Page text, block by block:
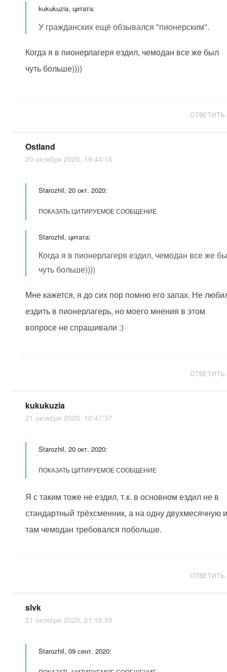
kukukuzia, цитата:
У гражданских ещё обзывался "пионерским".
Когда я в пионерлагеря ездил, чемодан все же был
чуть больше))))
ОТВЕТИТЬ
Ostland
20 октября 2020, 19:44:16
Starozhil, 20 окт. 2020:
ПОКАЗАТЬ ЦИТИРУЕМОЕ СООБЩЕНИЕ
Starozhil, цитата:
Когда я в пионерлагеря ездил, чемодан все же
чуть больше))))
Мне кажется, я до сих пор помню его запах. Не
ездить в пионерлагерь, но моего мнения в этом
вопросе не спрашивали :)
ОТВЕТИТЬ
kukukuzia
21 октября 2020, 10:47:37
Starozhil, 20 окт. 2020:
ПОКАЗАТЬ ЦИТИРУЕМОЕ СООБЩЕНИЕ
Я с таким тоже не ездил, т.к. в основном ездил не в
стандартный трёхсменник, а на одну двухмесячную
там чемодан требовался побольше.
ОТВЕТИТЬ
slvk
21 октября 2020, 21:18:50
Starozhil, 09 сент. 2020: